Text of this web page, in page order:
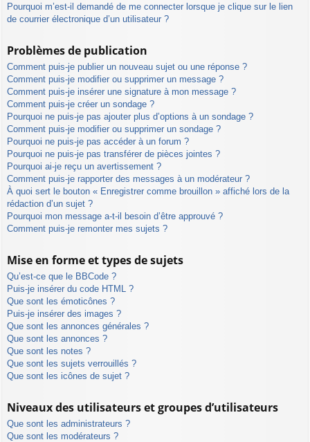
Pourquoi m’est-il demandé de me connecter lorsque je clique sur le lien
de courrier électronique d’un utilisateur ?
Problèmes de publication
Comment puis-je publier un nouveau sujet ou une réponse ?
Comment puis-je modifier ou supprimer un message ?
Comment puis-je insérer une signature à mon message ?
Comment puis-je créer un sondage ?
Pourquoi ne puis-je pas ajouter plus d’options à un sondage ?
Comment puis-je modifier ou supprimer un sondage ?
Pourquoi ne puis-je pas accéder à un forum ?
Pourquoi ne puis-je pas transférer de pièces jointes ?
Pourquoi ai-je reçu un avertissement ?
Comment puis-je rapporter des messages à un modérateur ?
À quoi sert le bouton « Enregistrer comme brouillon » affiché lors de la
rédaction d’un sujet ?
Pourquoi mon message a-t-il besoin d’être approuvé ?
Comment puis-je remonter mes sujets ?
Mise en forme et types de sujets
Qu’est-ce que le BBCode ?
Puis-je insérer du code HTML ?
Que sont les émoticônes ?
Puis-je insérer des images ?
Que sont les annonces générales ?
Que sont les annonces ?
Que sont les notes ?
Que sont les sujets verrouillés ?
Que sont les icônes de sujet ?
Niveaux des utilisateurs et groupes d’utilisateurs
Que sont les administrateurs ?
Que sont les modérateurs ?